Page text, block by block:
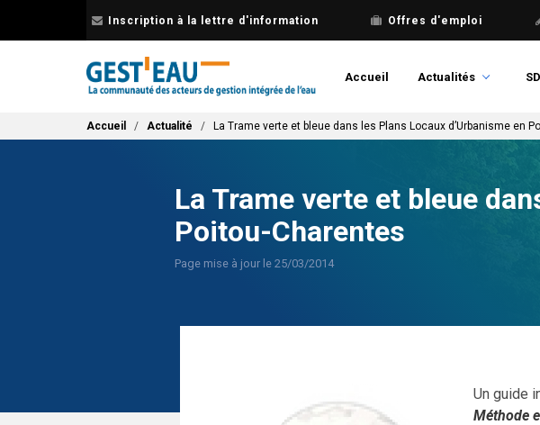
Inscription à la lettre d'information Offres d'emploi
Accueil Actualités
Fil d'Ariane
Accueil Actualité La Trame verte et bleue dans les Plans Locaux d’Urbanisme en
La Trame verte et bleue
Poitou-Charentes
Page mise à jour le 25/03/2014
Un guide
Méthode